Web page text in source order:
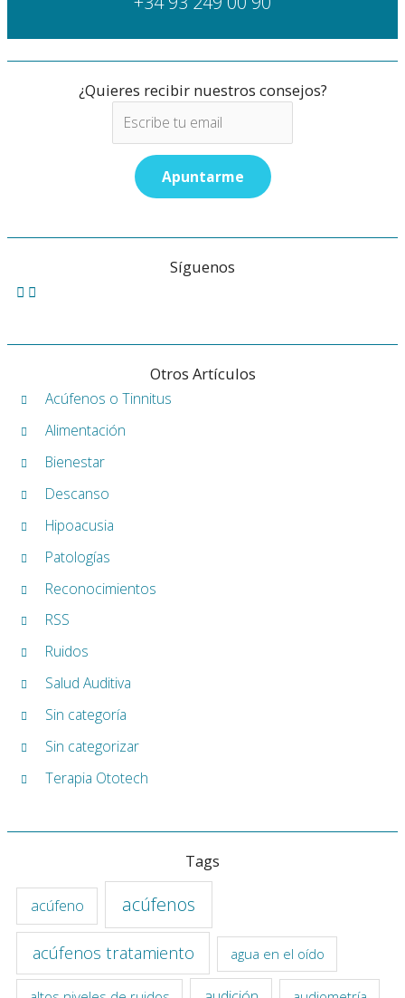
¿Quieres recibir nuestros consejos?
Síguenos
Otros Artículos
Acúfenos o Tinnitus
Alimentación
Bienestar
Descanso
Hipoacusia
Patologías
Reconocimientos
RSS
Ruidos
Salud Auditiva
Sin categoría
Sin categorizar
Terapia Ototech
Tags
acúfeno acúfenos
acúfenos tratamiento agua en el oído